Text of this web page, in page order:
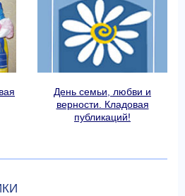
День семьи, любви и
верности. Кладовая
публикаций!